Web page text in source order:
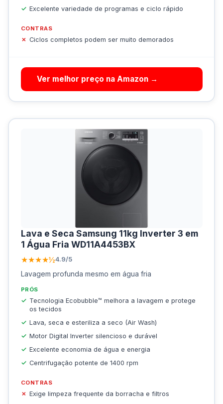
Excelente variedade de programas e ciclo rápido
CONTRAS
Ciclos completos podem ser muito demorados
Ver melhor preço na Amazon →
Lava e Seca Samsung 11kg Inverter 3 em
1 Água Fria WD11A4453BX
★★★★½4.9/5
Lavagem profunda mesmo em água fria
PRÓS
Tecnologia Ecobubble™ melhora a lavagem e protege
os tecidos
Lava, seca e esteriliza a seco (Air Wash)
Motor Digital Inverter silencioso e durável
Excelente economia de água e energia
Centrifugação potente de 1400 rpm
CONTRAS
Exige limpeza frequente da borracha e filtros